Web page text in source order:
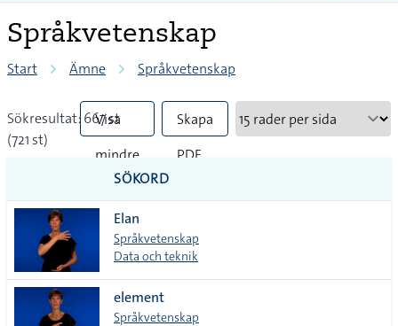
Språkvetenskap
Start Ämne Språkvetenskap
Sökresultat: 667 st
(721 st)
Visa
mindre
tecken
Skapa
PDF
SÖKORD
Elan
Språkvetenskap
Data och teknik
element
Språkvetenskap